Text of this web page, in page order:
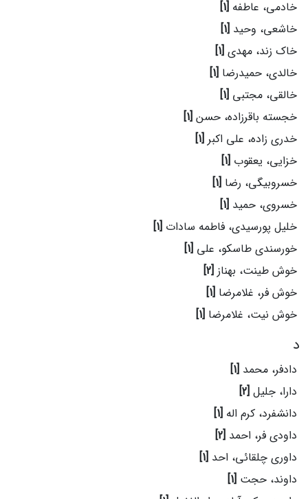
خادمی، عاطفه [1]
خاشعی، وحید [1]
خاک زند، مهدی [1]
خالدی، حمیدرضا [1]
خالقی، مجتبی [1]
خجسته باقرزاده، حسن [1]
خدری زاده، علی اکبر [1]
خزایی، یعقوب [1]
خسروبیگی، رضا [1]
خسروی، حمید [1]
خلیل پورسیدی، فاطمه سادات [1]
خورسندی طاسکو، علی [1]
خوش طینت، بهناز [2]
خوش فر، غلامرضا [1]
خوش نیت، غلامرضا [1]
د
دادفر، محمد [1]
دارا، جلیل [2]
دانشفرد، کرم اله [1]
داودی فر، احمد [2]
داوری چلقائی، احد [1]
داوند، حجت [1]